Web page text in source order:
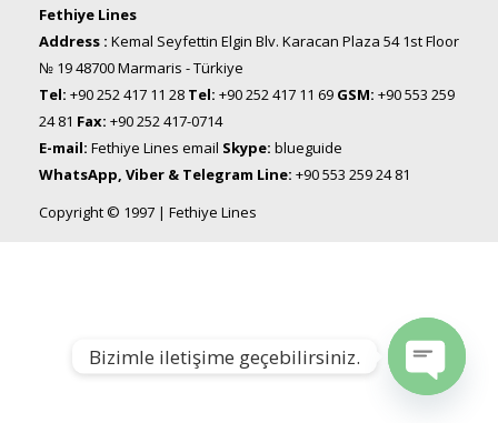
Fethiye Lines
Address : Kemal Seyfettin Elgin Blv. Karacan Plaza 54 1st Floor
№ 19 48700 Marmaris - Türkiye
Tel: +90 252 417 11 28 Tel: +90 252 417 11 69 GSM: +90 553 259
24 81 Fax: +90 252 417-0714
E-mail: Fethiye Lines email Skype: blueguide
WhatsApp, Viber & Telegram Line: +90 553 259 24 81
Copyright © 1997 | Fethiye Lines
Bizimle iletişime geçebilirsiniz.